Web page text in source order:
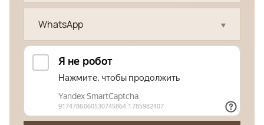
WhatsApp